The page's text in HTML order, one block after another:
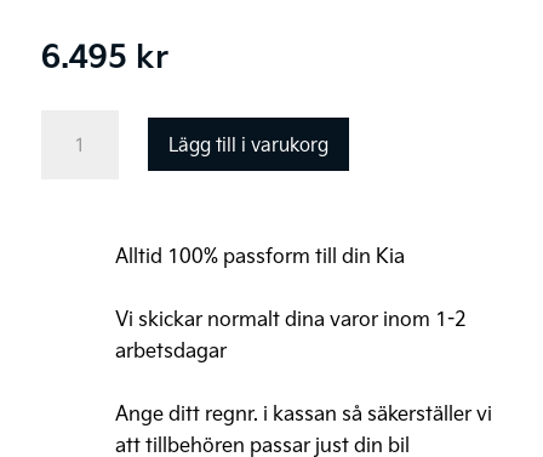
6.495 kr
Lägg till i varukorg
Alltid 100% passform till din Kia
Vi skickar normalt dina varor inom 1-2
arbetsdagar
Ange ditt regnr. i kassan så säkerställer vi
att tillbehören passar just din bil